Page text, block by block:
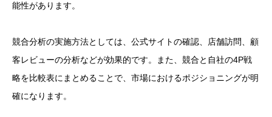
能性があります。
競合分析の実施方法としては、公式サイトの確認、店舗訪問、顧
客レビューの分析などが効果的です。また、競合と自社の4P戦
略を比較表にまとめることで、市場におけるポジショニングが明
確になります。